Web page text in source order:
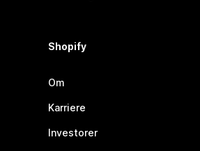
Shopify
Om
Karriere
Investorer